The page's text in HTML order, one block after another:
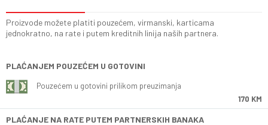
Proizvode možete platiti pouzećem, virmanski, karticama
jednokratno, na rate i putem kreditnih linija naših partnera.
PLAĆANJEM POUZEĆEM U GOTOVINI
Pouzećem u gotovini prilikom preuzimanja
170 KM
PLAĆANJE NA RATE PUTEM PARTNERSKIH BANAKA